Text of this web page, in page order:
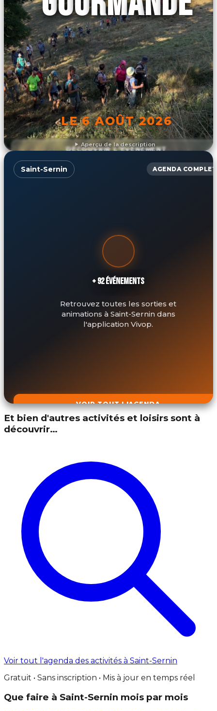
Aperçu de la description
LE 6 AOÛT 2026
DÉCOUVRIR L'ÉVÉNEMENT
Saint-Sernin AGENDA COMPLET
+ 92 ÉVÉNEMENTS
Retrouvez toutes les sorties et
animations à Saint-Sernin dans
l'application Vivop.
VOIR TOUT L'AGENDA
Et bien d'autres activités et loisirs sont à
découvrir…
Voir tout l'agenda des activités à Saint-Sernin
Gratuit • Sans inscription • Mis à jour en temps réel
Que faire à Saint-Sernin mois par mois